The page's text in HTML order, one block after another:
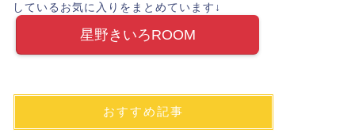
しているお気に入りをまとめています↓
星野きいろROOM
おすすめ記事